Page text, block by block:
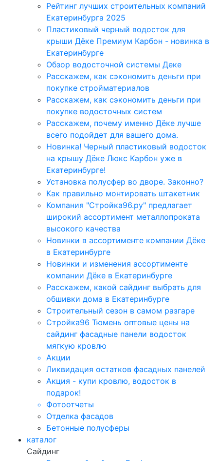
Рейтинг лучших строительных компаний
Екатеринбурга 2025
Пластиковый черный водосток для
крыши Дёке Премиум Карбон - новинка в
Екатеринбурге
Обзор водосточной системы Деке
Расскажем, как сэкономить деньги при
покупке стройматериалов
Расскажем, как сэкономить деньги при
покупке водосточных систем
Расскажем, почему именно Дёке лучше
всего подойдет для вашего дома.
Новинка! Черный пластиковый водосток
на крышу Дёке Люкс Карбон уже в
Екатеринбурге!
Установка полусфер во дворе. Законно?
Как правильно монтировать штакетник
Компания "Стройка96.ру" предлагает
широкий ассортимент металлопроката
высокого качества
Новинки в ассортименте компании Дёке
в Екатеринбурге
Новинки и изменения ассортименте
компании Дёке в Екатеринбурге
Расскажем, какой сайдинг выбрать для
обшивки дома в Екатеринбурге
Строительный сезон в самом разгаре
Стройка96 Тюмень оптовые цены на
сайдинг фасадные панели водосток
мягкую кровлю
Акции
Ликвидация остатков фасадных панелей
Акция - купи кровлю, водосток в
подарок!
Фотоотчеты
Отделка фасадов
Бетонные полусферы
каталог
Сайдинг